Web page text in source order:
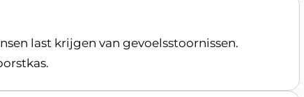
last krijgen van gevoelsstoornissen.